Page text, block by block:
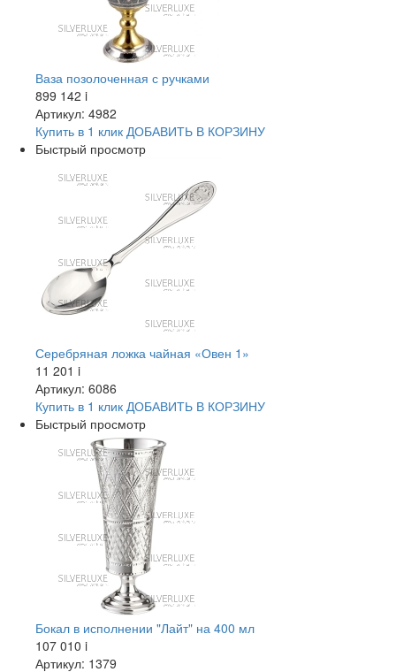
Ваза позолоченная с ручками
899 142 i
Артикул: 4982
Купить в 1 клик ДОБАВИТЬ В КОРЗИНУ
Быстрый просмотр
Серебряная ложка чайная «Овен 1»
11 201 i
Артикул: 6086
Купить в 1 клик ДОБАВИТЬ В КОРЗИНУ
Быстрый просмотр
Бокал в исполнении "Лайт" на 400 мл
107 010 i
Артикул: 1379